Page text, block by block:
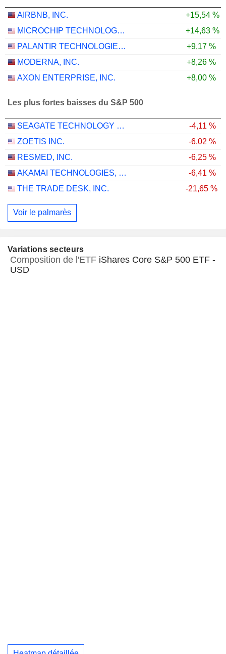
AIRBNB, INC.
+15,54 %
MICROCHIP TECHNOLOGY INCORPORATED
+14,63 %
PALANTIR TECHNOLOGIES INC.
+9,17 %
MODERNA, INC.
+8,26 %
AXON ENTERPRISE, INC.
+8,00 %
Les plus fortes baisses du S&P 500
SEAGATE TECHNOLOGY HOLDINGS PLC
-4,11 %
ZOETIS INC.
-6,02 %
RESMED, INC.
-6,25 %
AKAMAI TECHNOLOGIES, INC.
-6,41 %
THE TRADE DESK, INC.
-21,65 %
Voir le palmarès
Variations secteurs
Composition de l'ETF iShares Core S&P 500 ETF -
USD